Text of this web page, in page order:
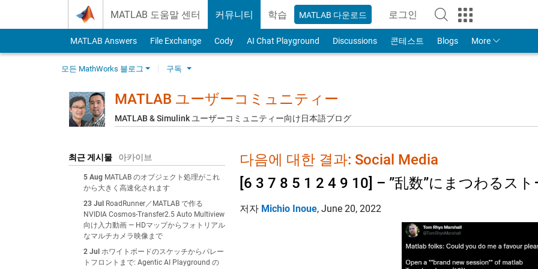
MATLAB 도움말 센터 커뮤니티 학습 MATLAB 다운로드 로그인
to Your MathWorks Account
MATLAB Answers File Exchange Cody AI Chat Playground Discussions 콘테스트 Blogs More
모든 MathWorks 블로그 구독
MATLAB ユーザーコミュニティー
MATLAB & Simulink ユーザーコミュニティー向け日本語ブログ
최근 게시물 아카이브
5 Aug MATLAB のオブジェクト処理がこれ
から大きく高速化されます
23 Jul
RoadRunner／MATLAB で作る
NVIDIA Cosmos-Transfer2.5 Auto Multiview
向け入力動画 — HDマップからフォトリアル
なマルチカメラ映像まで
2 Jul ホワイトボードのスケッチからパレー
トフロントまで: Agentic AI Playground の
다음에 대한 결과: Social Media
[6 3 7 8 5 1 2 4 9 10] – ”乱数”にまつわるスト
저자 Michio Inoue, June 20, 2022